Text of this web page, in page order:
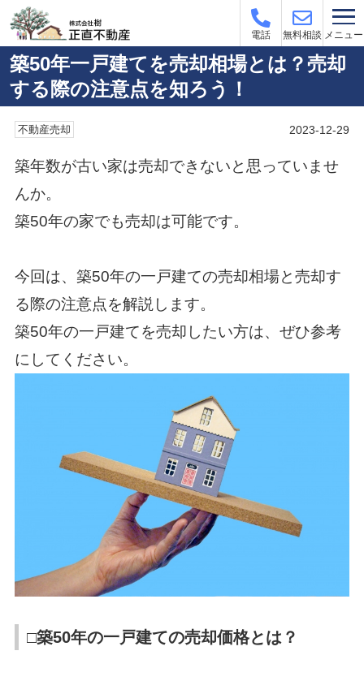
電話 無料相談 メニュー
築50年一戸建てを売却相場とは？売却
する際の注意点を知ろう！
不動産売却 2023-12-29
築年数が古い家は売却できないと思っていませ
んか。
築50年の家でも売却は可能です。
今回は、築50年の一戸建ての売却相場と売却す
る際の注意点を解説します。
築50年の一戸建てを売却したい方は、ぜひ参考
にしてください。
□築50年の一戸建ての売却価格とは？